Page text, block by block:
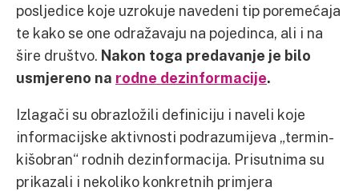
posljedice koje uzrokuje navedeni tip poremećaja
te kako se one odražavaju na pojedinca, ali i na
šire društvo. Nakon toga predavanje je bilo
usmjereno na rodne dezinformacije.
Izlagači su obrazložili definiciju i naveli koje
informacijske aktivnosti podrazumijeva „termin-
kišobran“ rodnih dezinformacija. Prisutnima su
prikazali i nekoliko konkretnih primjera